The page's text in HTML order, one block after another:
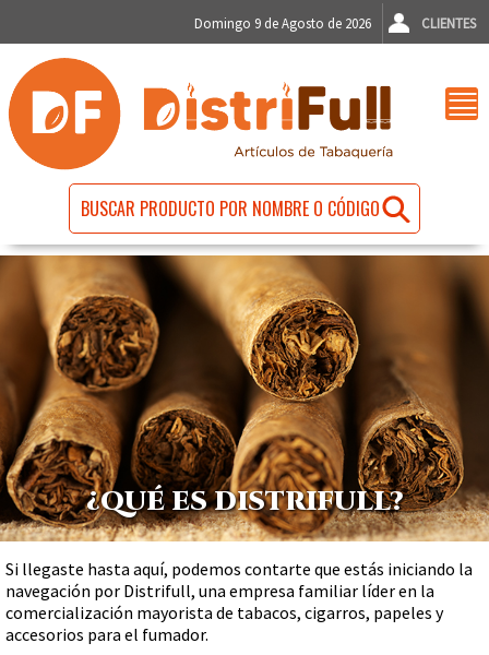
Domingo 9 de Agosto de 2026 CLIENTES
¿QUÉ ES DISTRIFULL?
Si llegaste hasta aquí, podemos contarte que estás iniciando la
navegación por Distrifull, una empresa familiar líder en la
comercialización mayorista de tabacos, cigarros, papeles y
accesorios para el fumador.